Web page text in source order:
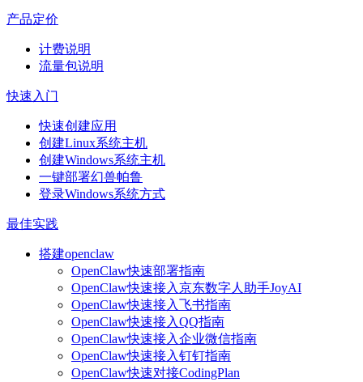
产品定价
计费说明
流量包说明
快速入门
快速创建应用
创建Linux系统主机
创建Windows系统主机
一键部署幻兽帕鲁
登录Windows系统方式
最佳实践
搭建openclaw
OpenClaw快速部署指南
OpenClaw快速接入京东数字人助手JoyAI
OpenClaw快速接入飞书指南
OpenClaw快速接入QQ指南
OpenClaw快速接入企业微信指南
OpenClaw快速接入钉钉指南
OpenClaw快速对接CodingPlan